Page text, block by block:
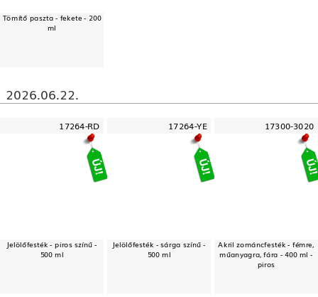
Tömítő paszta - fekete - 200
ml
2026.06.22.
17264-RD
Jelölőfesték - piros színű -
500 ml
17264-YE
Jelölőfesték - sárga színű -
500 ml
17300-3020
Akril zománcfesték - fémre,
műanyagra, fára - 400 ml -
piros